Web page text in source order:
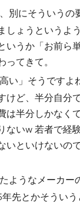
別にそういうの
しょうというよ
いうか「お前ら
てきて。
高い」そうです
けど、半分自分
は半分しかなく
ないw 若者で経
いといけないの
ようなメーカー
先とかそうい